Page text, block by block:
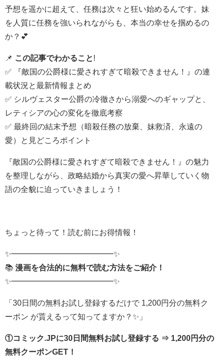
予想を遥かに超えて、任務は次々と狂い始めるんです。妹
を人質に任務を強いられながらも、本当の幸せを掴めるの
か？💕
📌 この記事でわかること!
✅ 『敵国の公爵様に愛されすぎて暗殺できません！』の連
載状況と最新情報まとめ
✅ シルヴェスター公爵の冷徹さから溺愛へのギャップと、
レティシアの心の変化を徹底考察
✅ 最終回の結末予想（暗殺任務の放棄、妹救済、永遠の
愛）と見どころポイント
『敵国の公爵様に愛されすぎて暗殺できません！』の魅力
を整理しながら、政略結婚から真実の愛へ昇華していく物
語の全貌に迫っていきましょう！
ちょっと待って！読む前にお得情報！
✨━━━━━━━━━━━━━✨
📚 漫画を合法的に無料で読む方法をご紹介！
✨━━━━━━━━━━━━━✨
「30日間の無料お試し登録するだけで 1,200円分の無料ク
ーポン が貰えるって知ってますか？✨」
①コミック.JPに30日間無料お試し登録する ⇒ 1,200円分の
無料クーポンGET！